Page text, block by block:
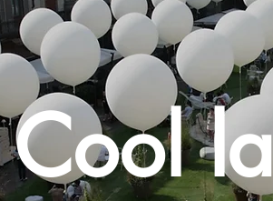
Cool